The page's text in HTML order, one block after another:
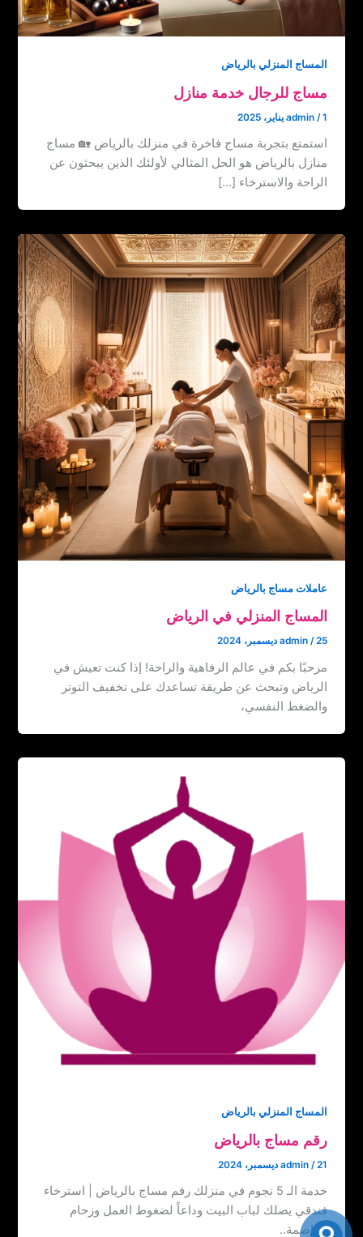
المساج المنزلي بالرياض
مساج للرجال خدمة منازل
admin /1 يناير، 2025
استمتع بتجربة مساج فاخرة في منزلك بالرياض 🏡 مساج
منازل بالرياض هو الحل المثالي لأولئك الذين يبحثون عن
الراحة والاسترخاء […]
عاملات مساج بالرياض
المساج المنزلي في الرياض
admin /25 ديسمبر، 2024
مرحبًا بكم في عالم الرفاهية والراحة! إذا كنت تعيش في
الرياض وتبحث عن طريقة تساعدك على تخفيف التوتر
والضغط النفسي،
المساج المنزلي بالرياض
رقم مساج بالرياض
admin /21 ديسمبر، 2024
خدمة الـ 5 نجوم في منزلك رقم مساج بالرياض | استرخاء
فندقي يصلك لباب البيت وداعاً لضغوط العمل وزحام
العاصمة..